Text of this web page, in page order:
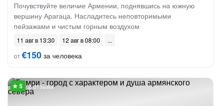
Почувствуйте величие Армении, поднявшись на южную
вершину Арагаца. Насладитесь неповторимыми
пейзажами и чистым горным воздухом
11 авг в 13:30
12 авг в 08:00
от€150 за человека
2 отзыва